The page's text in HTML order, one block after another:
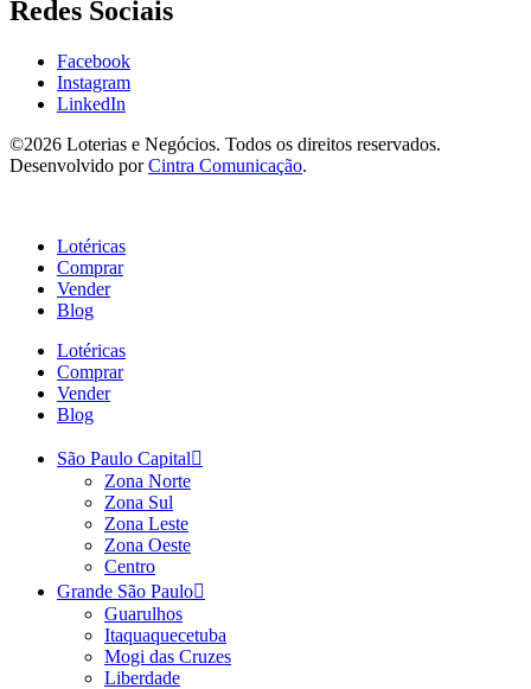
Redes Sociais
Facebook
Instagram
LinkedIn
©2026 Loterias e Negócios. Todos os direitos reservados.
Desenvolvido porCintra Comunicação.
Lotéricas
Comprar
Vender
Blog
Lotéricas
Comprar
Vender
Blog
São Paulo Capital
Zona Norte
Zona Sul
Zona Leste
Zona Oeste
Centro
Grande São Paulo
Guarulhos
Itaquaquecetuba
Mogi das Cruzes
Liberdade